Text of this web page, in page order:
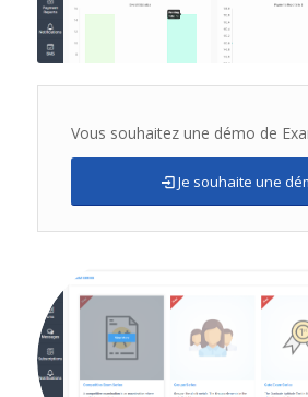
Vous souhaitez une démo de
Je souhaite une